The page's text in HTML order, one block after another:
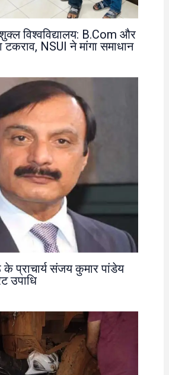
विश्वविद्यालय: B.Com और
टकराव, NSUI ने मांगा समाधान
के प्राचार्य संजय कुमार पांडेय
उपाधि